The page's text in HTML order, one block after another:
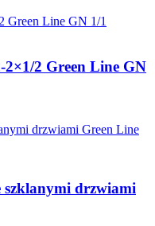
2×1/2 Green Line GN
szklanymi drzwiami